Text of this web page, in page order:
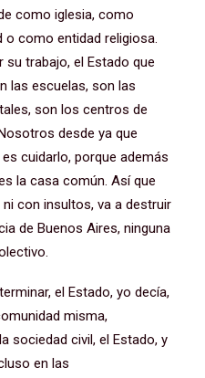
como iglesia, como
como entidad religiosa.
su trabajo, el Estado que
las escuelas, son las
son los centros de
desde ya que
cuidarlo, porque además
la casa común. Así que
con insultos, va a destruir
de Buenos Aires, ninguna
el Estado, yo decía,
misma,
sociedad civil, el Estado, y
en las